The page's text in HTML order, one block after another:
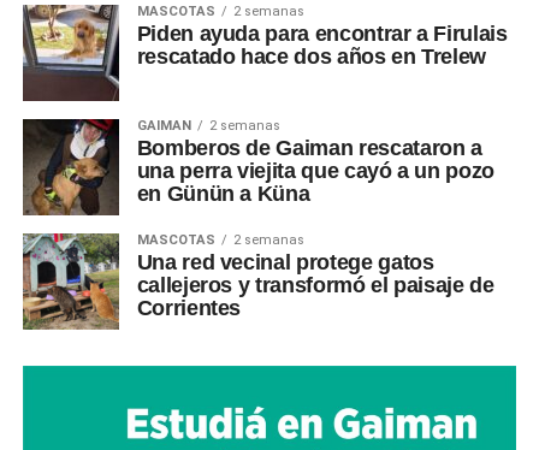
MASCOTAS 2 semanas
Piden ayuda para encontrar a Firulais
rescatado hace dos años en Trelew
GAIMAN 2 semanas
Bomberos de Gaiman rescataron a
una perra viejita que cayó a un pozo
en Günün a Küna
MASCOTAS 2 semanas
Una red vecinal protege gatos
callejeros y transformó el paisaje de
Corrientes